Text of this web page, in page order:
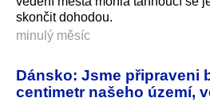
skončit dohodou.
minulý měsíc
Dánsko: Jsme připraveni
centimetr našeho území,